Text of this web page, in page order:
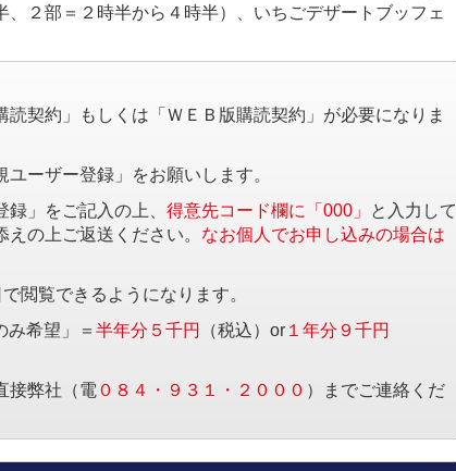
２部＝２時半から４時半）、いちごデザートブッフェ
契約」もしくは「ＷＥＢ版購読契約」が必要になりま
ーザー登録」をお願いします。
」をご記入の上、 得意先コード欄に「000」
と入力して
の上ご返送ください。 なお個人でお申し込みの場合は
閲覧できるようになります。
み希望」＝ 半年分５千円 （税込）or １年分９千円
接弊社（電 ０８４・９３１・２０００ ）までご連絡くだ